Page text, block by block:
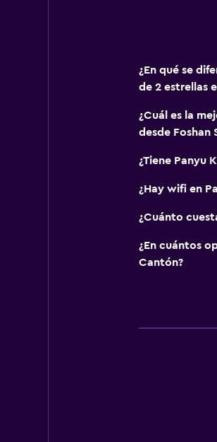
¿En qué se
de 2 estrellas
¿Cuál es la
desde Foshan
¿Tiene Panyu
¿Hay wifi en
¿Cuánto
¿En cuántos
Cantón?